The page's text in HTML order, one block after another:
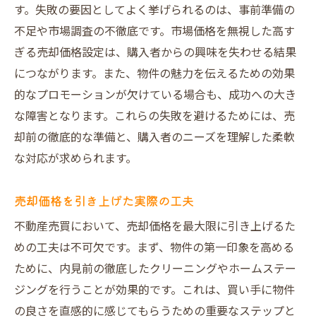
す。失敗の要因としてよく挙げられるのは、事前準備の
不足や市場調査の不徹底です。市場価格を無視した高す
ぎる売却価格設定は、購入者からの興味を失わせる結果
につながります。また、物件の魅力を伝えるための効果
的なプロモーションが欠けている場合も、成功への大き
な障害となります。これらの失敗を避けるためには、売
却前の徹底的な準備と、購入者のニーズを理解した柔軟
な対応が求められます。
売却価格を引き上げた実際の工夫
不動産売買において、売却価格を最大限に引き上げるた
めの工夫は不可欠です。まず、物件の第一印象を高める
ために、内見前の徹底したクリーニングやホームステー
ジングを行うことが効果的です。これは、買い手に物件
の良さを直感的に感じてもらうための重要なステップと